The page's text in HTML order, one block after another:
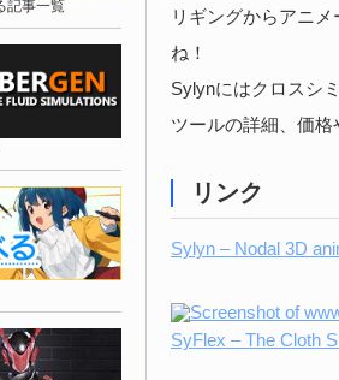
リギングからアニ
ね！
Sylynにはクロスシ
ツールの詳細、価格
リンク
Sylyn – Nodal 3D
SyFlex – The Cloth
記事一覧